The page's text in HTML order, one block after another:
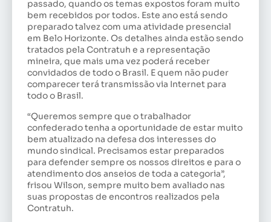
passado, quando os temas expostos foram muito
bem recebidos por todos. Este ano está sendo
preparado talvez com uma atividade presencial
em Belo Horizonte. Os detalhes ainda estão sendo
tratados pela Contratuh e a representação
mineira, que mais uma vez poderá receber
convidados de todo o Brasil. E quem não puder
comparecer terá transmissão via Internet para
todo o Brasil.
“Queremos sempre que o trabalhador
confederado tenha a oportunidade de estar muito
bem atualizado na defesa dos interesses do
mundo sindical. Precisamos estar preparados
para defender sempre os nossos direitos e para o
atendimento dos anseios de toda a categoria”,
frisou Wilson, sempre muito bem avaliado nas
suas propostas de encontros realizados pela
Contratuh.